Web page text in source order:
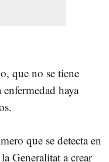
que no se tiene
haya
que se detecta en
Generalitat a crear